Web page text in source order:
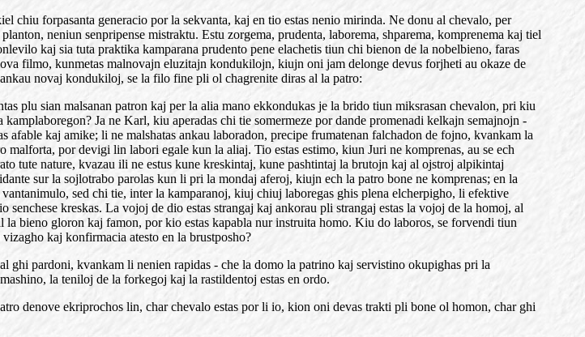
forpasanta generacio por la sekvanta, kaj en tio estas nenio mirinda. Ne donu al chevalo, per
neniun senpripense mistraktu. Estu zorgema, prudenta, laborema, shparema, komprenema kaj tiel
kaj sia tuta praktika kamparana prudento pene elachetis tiun chi bienon de la nobelbieno, faras
filmo, kunmetas malnovajn eluzitajn kondukilojn, kiujn oni jam delonge devus forjheti au okaze de
novaj kondukiloj, se la filo fine pli ol chagrenite diras al la patro:
plu sian malsanan patron kaj per la alia mano ekkondukas je la brido tiun miksrasan chevalon, pri kiu
Ja ne Karl, kiu aperadas chi tie somermeze por dande promenadi kelkajn semajnojn -
kaj amike; li ne malshatas ankau laboradon, precipe frumatenan falchadon de fojno, kvankam la
por devigi lin labori egale kun la aliaj. Tio estas estimo, kiun Juri ne komprenas, au se ech
tute nature, kvazau ili ne estus kune kreskintaj, kune pashtintaj la brutojn kaj al ojstroj alpikintaj
sur la sojlotrabo parolas kun li pri la mondaj aferoj, kiujn ech la patro bone ne komprenas; en la
sed chi tie, inter la kamparanoj, kiuj chiuj laboregas ghis plena elcherpigho, li efektive
kreskas. La vojoj de dio estas strangaj kaj ankorau pli strangaj estas la vojoj de la homoj, al
bieno gloron kaj famon, por kio estas kapabla nur instruita homo. Kiu do laboros, se forvendi tiun
kaj konfirmacia atesto en la brustposho?
pardoni, kvankam li nenien rapidas - che la domo la patrino kaj servistino okupighas pri la
la teniloj de la forkegoj kaj la rastildentoj estas en ordo.
denove ekriprochos lin, char chevalo estas por li io, kion oni devas trakti pli bone ol homon, char ghi